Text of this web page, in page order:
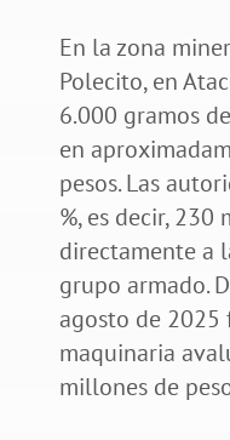
En la zona
Polecito, en
6.000 gramos
en
pesos. Las
%, es decir, 230
directamente a
grupo armado.
agosto de 2025
maquinaria
millones de